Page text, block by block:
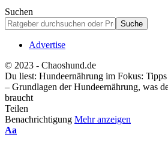
Suchen
Advertise
© 2023 - Chaoshund.de
Du liest: Hundeernährung im Fokus:
– Grundlagen der Hundeernährung, was
braucht
Teilen
Benachrichtigung Mehr anzeigen
Schriftgrößenanpassung
Aa